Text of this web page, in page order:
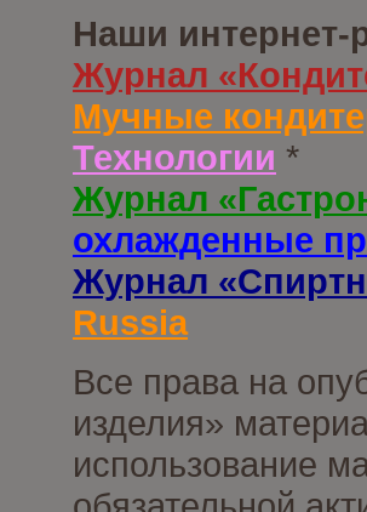
Наши интернет-
Журнал
Мучные
Технологии *
Журнал
охлажденные
Журнал
Russia
Все права на
изделия»
использование